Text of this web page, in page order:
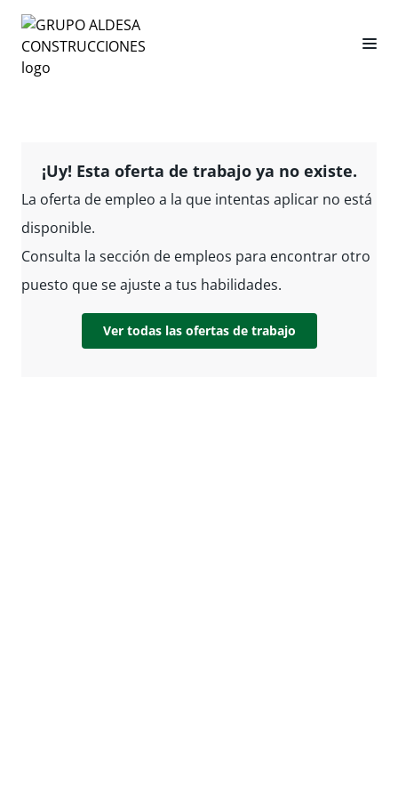
¡Uy! Esta oferta de trabajo ya no existe.
La oferta de empleo a la que intentas aplicar no está
disponible.
Consulta la sección de empleos para encontrar otro
puesto que se ajuste a tus habilidades.
Ver todas las ofertas de trabajo